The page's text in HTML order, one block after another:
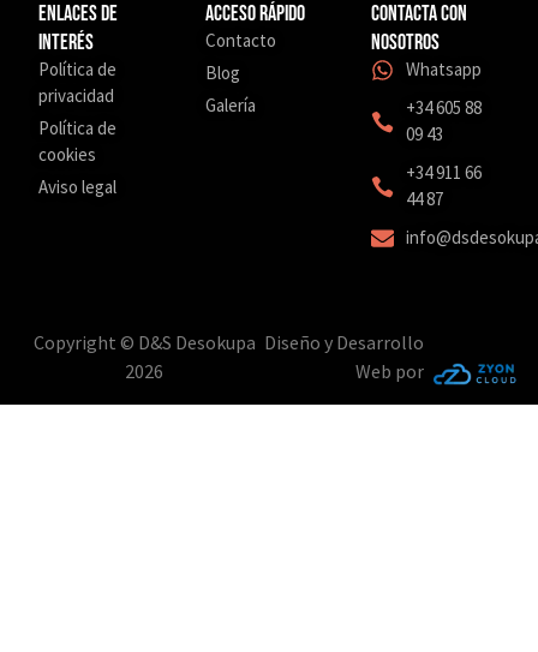
Enlaces de
interés
Política de
privacidad
Política de
cookies
Aviso legal
Acceso Rápido
Contacto
Blog
Galería
Contacta con
nosotros
Whatsapp
+34 605 88
09 43
‎+34 911 66
44 87
Copyright © D&S Desokupa
2026
Diseño y Desarrollo
Web por